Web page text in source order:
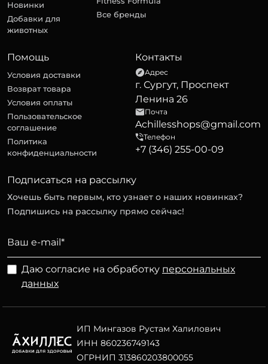
Новинки
Добавки для
животных
Все бренды
Помощь
Условия доставки
Возврат товара
Условия оплаты
Пользовательское
соглашение
Политика
конфиденциальности
Контакты
Адрес
г. Сургут, Проспект
Ленина 26
Почта
Achillesshops@gmail.com
Телефон
+7 (346) 255-00-09
Подписаться на рассылку
Хочешь быть первым, кто узнает о наших новинках?
Подпишись на рассылку прямо сейчас!
Даю согласие на обработку персональных
данных
ИП Мингазов Рустам Халилович
ИНН 860236749143
ОГРНИП 313860203800055